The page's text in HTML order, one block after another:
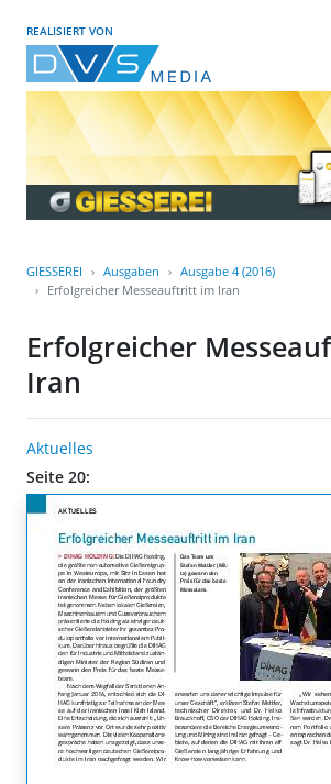
REALISIERT VON
GIESSEREI Ausgaben
Ausgabe 4 (2016)
Erfolgreicher Messeauftritt im Iran
Erfolgreicher
Iran
Aktuelles
Seite 20: